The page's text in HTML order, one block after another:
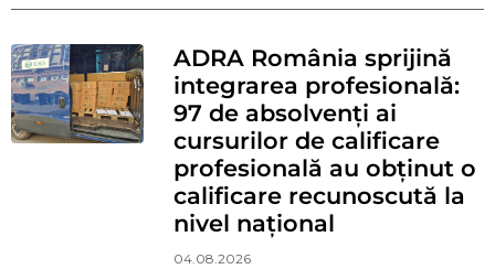
ADRA România sprijină
integrarea profesională:
97 de absolvenți ai
cursurilor de calificare
profesională au obținut o
calificare recunoscută la
nivel național
04.08.2026